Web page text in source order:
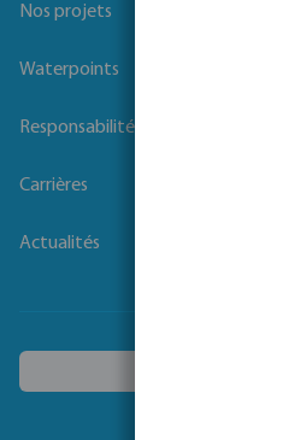
Nos projets
Waterpoints
Responsabilité sociale des entreprises
Carrières
Actualités